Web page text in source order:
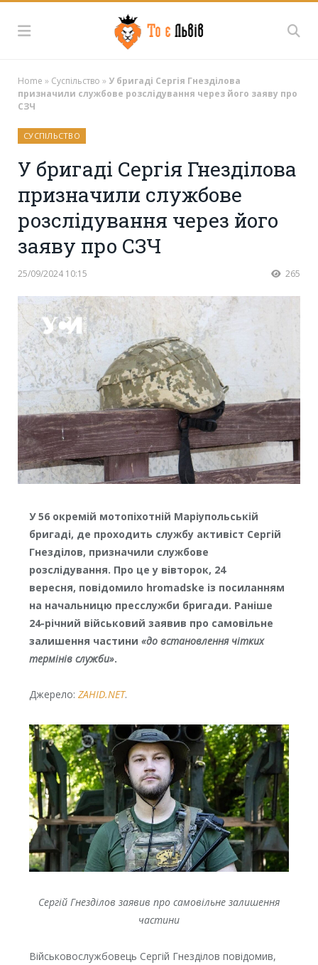
Home » Суспільство » У бригаді Сергія Гнезділова
призначили службове розслідування через його заяву про
СЗЧ
СУСПІЛЬСТВО
У бригаді Сергія Гнезділова
призначили службове
розслідування через його
заяву про СЗЧ
25/09/2024 10:15 265
У 56 окремій мотопіхотній Маріупольській
бригаді, де проходить службу активіст Сергій
Гнезділов, призначили службове
розслідування. Про це у вівторок, 24
вересня, повідомило hromadske із посиланням
на начальницю пресслужби бригади. Раніше
24-річний військовий заявив про самовільне
залишення частини «до встановлення чітких
термінів служби».
Джерело: ZAHID.NET.
Сергій Гнезділов заявив про самовільне залишення
частини
Військовослужбовець Сергій Гнезділов повідомив,